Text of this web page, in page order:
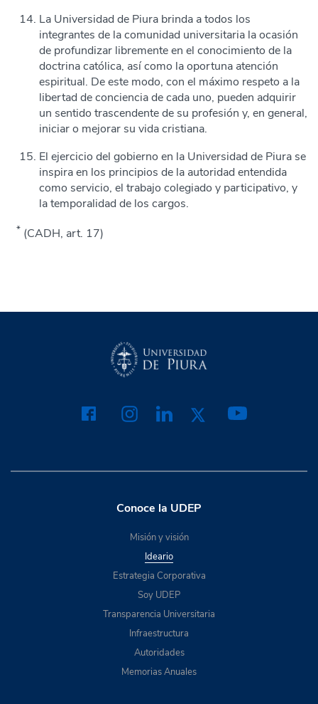
La Universidad de Piura brinda a todos los
integrantes de la comunidad universitaria la ocasión
de profundizar libremente en el conocimiento de la
doctrina católica, así como la oportuna atención
espiritual. De este modo, con el máximo respeto a la
libertad de conciencia de cada uno, pueden adquirir
un sentido trascendente de su profesión y, en general,
iniciar o mejorar su vida cristiana.
El ejercicio del gobierno en la Universidad de Piura se
inspira en los principios de la autoridad entendida
como servicio, el trabajo colegiado y participativo, y
la temporalidad de los cargos.
* (CADH, art. 17)
Conoce la UDEP
Misión y visión
Ideario
Estrategia Corporativa
Soy UDEP
Transparencia Universitaria
Infraestructura
Autoridades
Memorias Anuales